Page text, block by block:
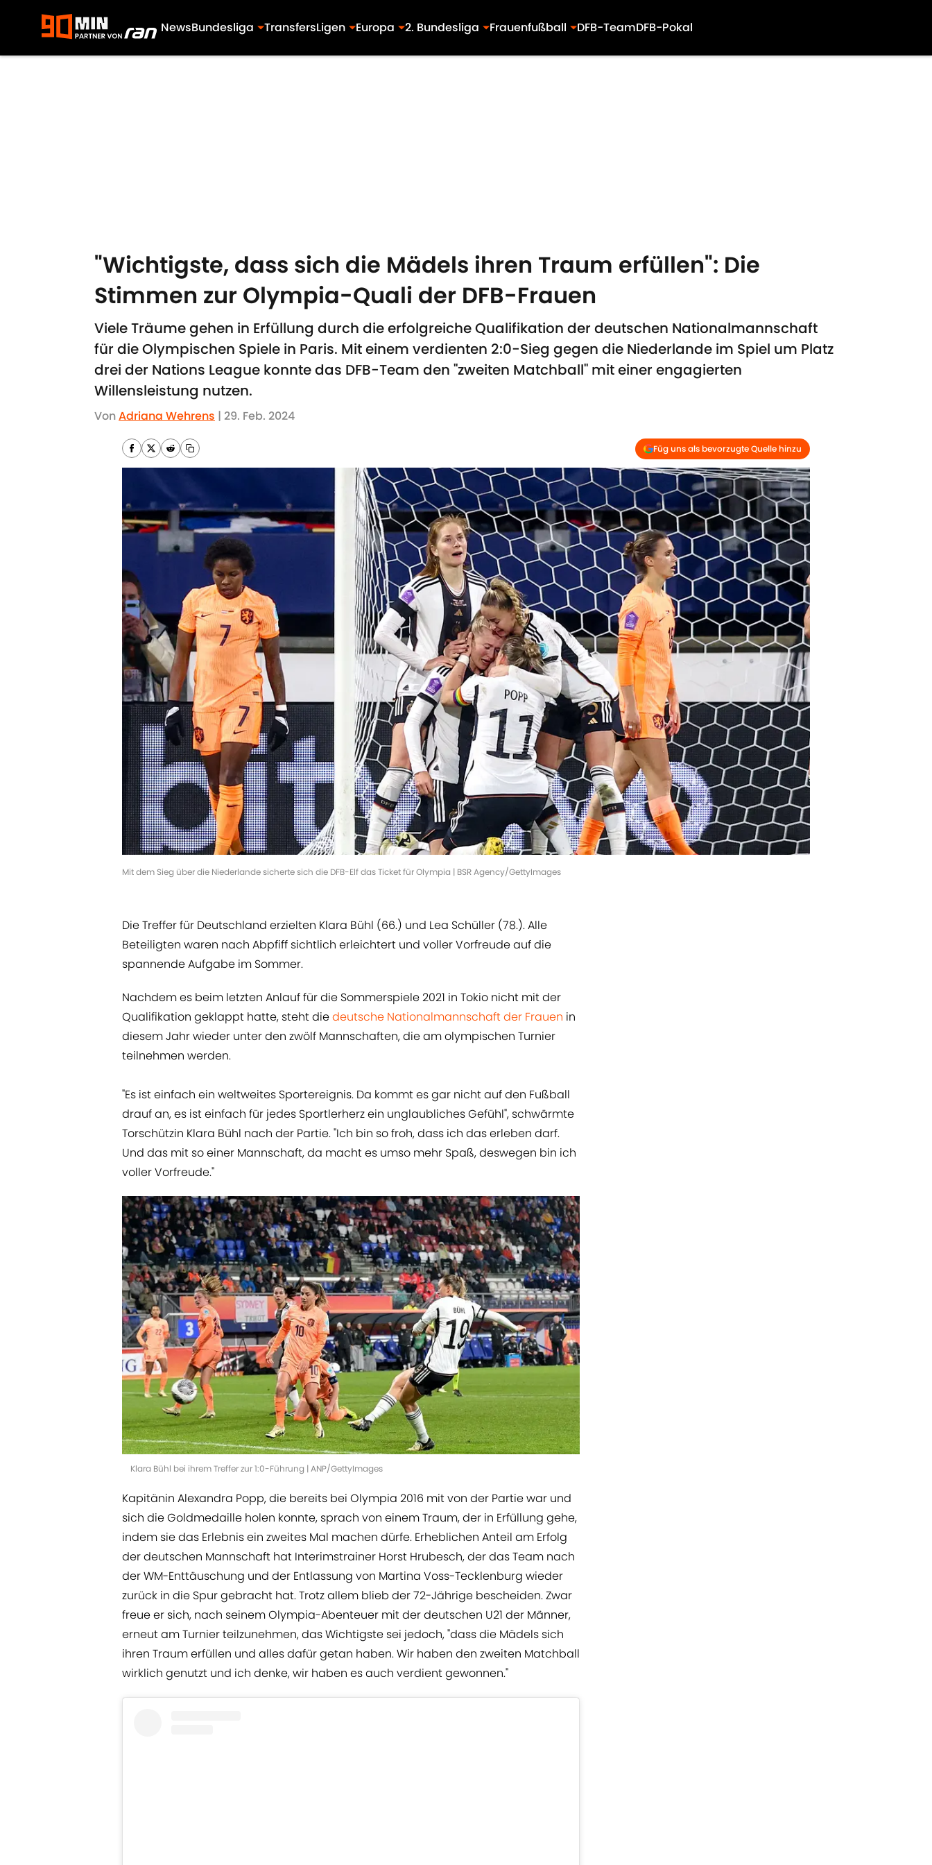
NewsBundesliga TransfersLigen Europa 2. Bundesliga Frauenfußball DFB-TeamDFB-Pokal
"Wichtigste, dass sich die Mädels ihren Traum erfüllen": Die
Stimmen zur Olympia-Quali der DFB-Frauen
Viele Träume gehen in Erfüllung durch die erfolgreiche Qualifikation der deutschen Nationalmannschaft
für die Olympischen Spiele in Paris. Mit einem verdienten 2:0-Sieg gegen die Niederlande im Spiel um Platz
drei der Nations League konnte das DFB-Team den "zweiten Matchball" mit einer engagierten
Willensleistung nutzen.
VonAdriana Wehrens | 29. Feb. 2024
Füg uns als bevorzugte Quelle hinzu
Mit dem Sieg über die Niederlande sicherte sich die DFB-Elf das Ticket für Olympia | BSR Agency/GettyImages
Die Treffer für Deutschland erzielten Klara Bühl (66.) und Lea Schüller (78.). Alle
Beteiligten waren nach Abpfiff sichtlich erleichtert und voller Vorfreude auf die
spannende Aufgabe im Sommer.
Nachdem es beim letzten Anlauf für die Sommerspiele 2021 in Tokio nicht mit der
Qualifikation geklappt hatte, steht diedeutsche Nationalmannschaft der Frauen in
diesem Jahr wieder unter den zwölf Mannschaften, die am olympischen Turnier
teilnehmen werden.
"Es ist einfach ein weltweites Sportereignis. Da kommt es gar nicht auf den Fußball
drauf an, es ist einfach für jedes Sportlerherz ein unglaubliches Gefühl", schwärmte
Torschützin Klara Bühl nach der Partie. "Ich bin so froh, dass ich das erleben darf.
Und das mit so einer Mannschaft, da macht es umso mehr Spaß, deswegen bin ich
voller Vorfreude."
Klara Bühl bei ihrem Treffer zur 1:0-Führung | ANP/GettyImages
Kapitänin Alexandra Popp, die bereits bei Olympia 2016 mit von der Partie war und
sich die Goldmedaille holen konnte, sprach von einem Traum, der in Erfüllung gehe,
indem sie das Erlebnis ein zweites Mal machen dürfe. Erheblichen Anteil am Erfolg
der deutschen Mannschaft hat Interimstrainer Horst Hrubesch, der das Team nach
der WM-Enttäuschung und der Entlassung von Martina Voss-Tecklenburg wieder
zurück in die Spur gebracht hat. Trotz allem blieb der 72-Jährige bescheiden. Zwar
freue er sich, nach seinem Olympia-Abenteuer mit der deutschen U21 der Männer,
erneut am Turnier teilzunehmen, das Wichtigste sei jedoch, "dass die Mädels sich
ihren Traum erfüllen und alles dafür getan haben. Wir haben den zweiten Matchball
wirklich genutzt und ich denke, wir haben es auch verdient gewonnen."